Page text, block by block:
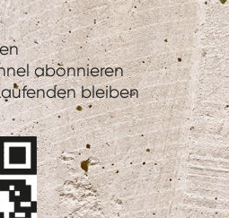
abonnieren
bleiben